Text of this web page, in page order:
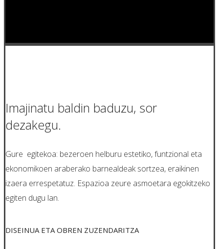
Imajinatu baldin baduzu, sor
dezakegu.
Gure egitekoa: bezeroen helburu estetiko, funtzional eta
ekonomikoen araberako barnealdeak sortzea, eraikinen
izaera errespetatuz. Espazioa zeure asmoetara egokitzeko
egiten dugu lan.
DISEINUA ETA OBREN ZUZENDARITZA